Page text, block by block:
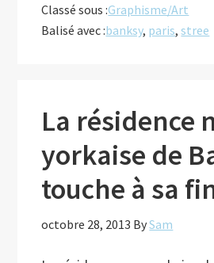
pour
Classé sous :Graphisme/Art
Balisé avec :banksy, paris,stree
La résidence
yorkaise de
touche à sa
octobre 28, 2013 BySam